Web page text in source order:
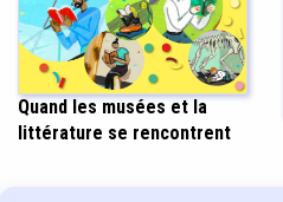
Quand les musées et la
littérature se rencontrent